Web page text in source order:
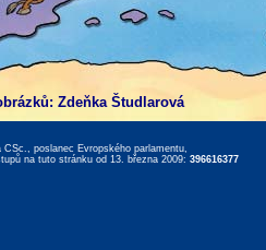
Zdeňka Študlarová
poslanec Evropského parlamentu,
na tuto stránku od 13. března 2009: 396616377